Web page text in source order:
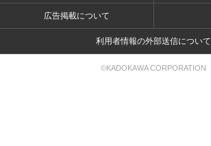
広告掲載について
利用者情報の外部送信について
©KADOKAWA CORPORATION